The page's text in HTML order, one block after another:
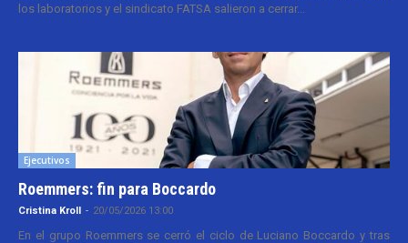
los laboratorios y el sindicato FATSA salieron a cerrar...
Ejecutivos
Roemmers: fin para Boccardo
Cristina Kroll - 20/05/2026 13:00
En el grupo Roemmers se cerró el ciclo de Luciano Boccardo y tras